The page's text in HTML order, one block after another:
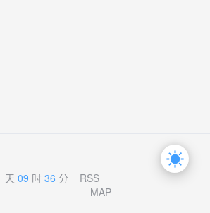
天09 时36 分
RSS
MAP